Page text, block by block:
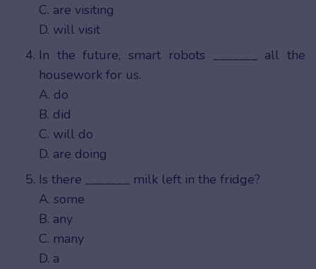
C. are visiting
D. will visit
In the future, smart robots _______ all the
housework for us.
A. do
B. did
C. will do
D. are doing
Is there _______ milk left in the fridge?
A. some
B. any
C. many
D. a